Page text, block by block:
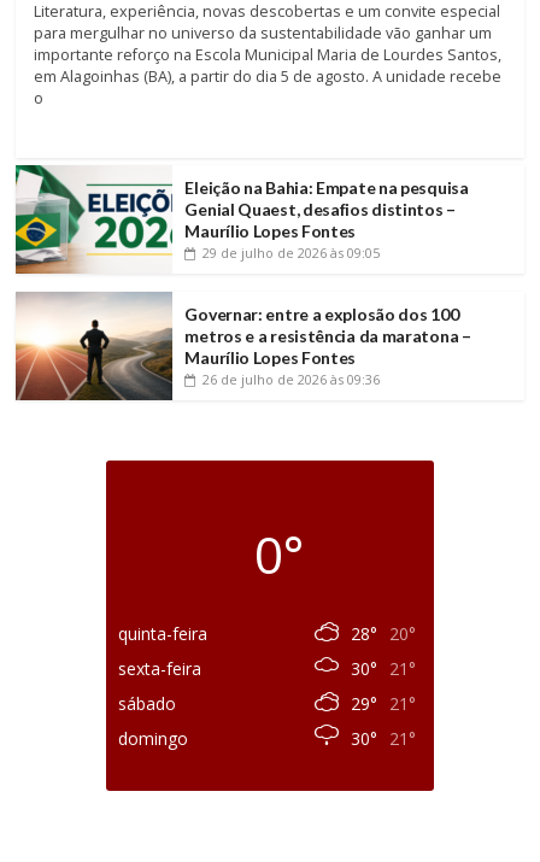
Literatura, experiência, novas descobertas e um convite especial
para mergulhar no universo da sustentabilidade vão ganhar um
importante reforço na Escola Municipal Maria de Lourdes Santos,
em Alagoinhas (BA), a partir do dia 5 de agosto. A unidade recebe
o
Eleição na Bahia: Empate na pesquisa
Genial Quaest, desafios distintos –
Maurílio Lopes Fontes
29 de julho de 2026 às 09:05
Governar: entre a explosão dos 100
metros e a resistência da maratona –
Maurílio Lopes Fontes
26 de julho de 2026 às 09:36
0°
quinta-feira 28°
20°
sexta-feira
30°
21°
sábado
29°
21°
domingo
30° 21°